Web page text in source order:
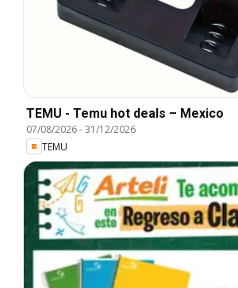
TEMU - Temu hot deals – Mexico
07/08/2026-31/12/2026
TEMU